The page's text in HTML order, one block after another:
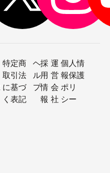
特定商
取引法
に基づ
く表記
ヘ
ル
プ
採
用
情
報
運
営
会
社
個人情
報保護
ポリ
シー